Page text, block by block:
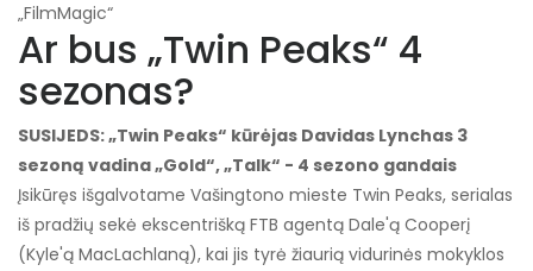
„FilmMagic“
Ar bus „Twin Peaks“ 4
sezonas?
SUSIJEDS: „Twin Peaks“ kūrėjas Davidas Lynchas 3
sezoną vadina „Gold“, „Talk“ - 4 sezono gandais
Įsikūręs išgalvotame Vašingtono mieste Twin Peaks, serialas
iš pradžių sekė ekscentrišką FTB agentą Dale'ą Cooperį
(Kyle'ą MacLachlaną), kai jis tyrė žiaurią vidurinės mokyklos